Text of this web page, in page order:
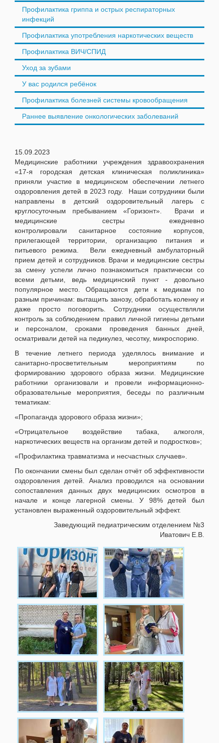
Профилактика гриппа и острых респираторных
инфекций
Профилактика употребления наркотических веществ
Профилактика ВИЧ/СПИД
Уход за зубами
У вас родился ребёнок
Профилактика болезней системы кровообращения
Раннее выявление онкологических заболеваний
15.09.2023
Медицинские работники учреждения здравоохранения
«17-я городская детская клиническая поликлиника»
приняли участие в медицинском обеспечении летнего
оздоровления детей в 202З году. Наши сотрудники были
направлены в детский оздоровительный лагерь с
круглосуточным пребыванием «Горизонт». Врачи и
медицинские сестры ежедневно
контролировали санитарное состояние корпусов,
прилегающей территории, организацию питания и
питьевого режима. Вели ежедневный амбулаторный
прием детей и сотрудников. Врачи и медицинские сестры
за смену успели лично познакомиться практически со
всеми детьми, ведь медицинский пункт - довольно
популярное место. Обращаются дети к медикам по
разным причинам: вытащить занозу, обработать коленку и
даже просто поговорить. Сотрудники осуществляли
контроль за соблюдением правил личной гигиены детьми
и персоналом, сроками проведения банных дней,
осматривали детей на педикулез, чесотку, микроспорию.
В течение летнего периода уделялось внимание и
санитарно-просветительным мероприятиям по
формированию здорового образа жизни. Медицинские
работники организовали и провели информационно-
образовательные мероприятия, беседы по различным
тематикам:
«Пропаганда здорового образа жизни»;
«Отрицательное воздействие табака, алкоголя,
наркотических веществ на организм детей и подростков»;
«Профилактика травматизма и несчастных случаев».
По окончании смены был сделан отчёт об эффективности
оздоровления детей. Анализ проводился на основании
сопоставления данных двух медицинских осмотров в
начале и конце лагерной смены. У 98% детей был
установлен выраженный оздоровительный эффект.
Заведующий педиатрическим отделением №3
Иватович Е.В.